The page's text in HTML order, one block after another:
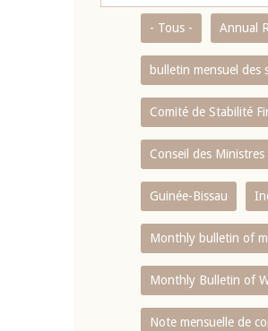
- Tous - Annual
bulletin mensuel des
Comité de Stabilité
Conseil des Ministres
Guinée-Bissau
Monthly bulletin of
Monthly Bulletin of
Note mensuelle de